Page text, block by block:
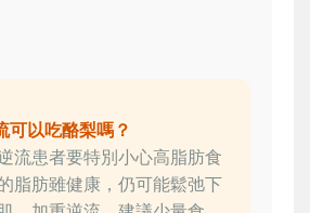
可以吃酪梨嗎？
流患者要特別小心高脂肪食
脂肪雖健康，仍可能鬆弛下